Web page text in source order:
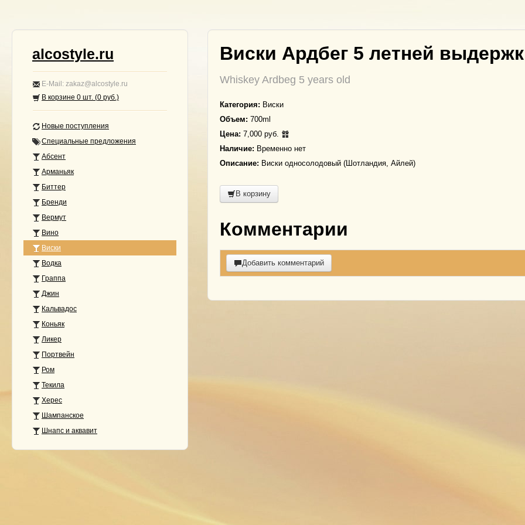
alcostyle.ru
E-Mail: zakaz@alcostyle.ru
В корзине 0 шт. (0 руб.)
Новые поступления
Специальные предложения
Абсент
Арманьяк
Биттер
Бренди
Вермут
Вино
Виски
Водка
Граппа
Джин
Кальвадос
Коньяк
Ликер
Портвейн
Ром
Текила
Херес
Шампанское
Шнапс и аквавит
Виски Ардбег 5 летней
Whiskey Ardbeg 5 years old
Категория: Виски
Объем: 700ml
Цена: 7,000 руб.
Наличие: Временно нет
Описание: Виски односолодовый (Шотландия, Айлей)
В корзину
Комментарии
Добавить комментарий